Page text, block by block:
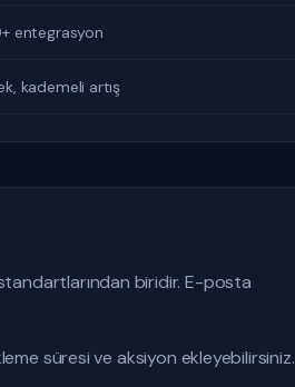
entegrasyon
kademeli artış
biridir. E-posta
süresi ve aksiyon ekleyebilirsiniz.